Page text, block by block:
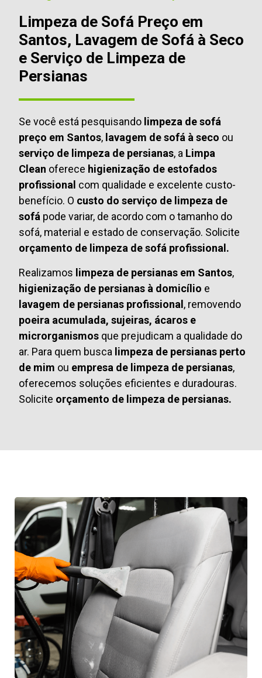
Limpeza de Sofá Preço em
Santos, Lavagem de Sofá à Seco
e Serviço de Limpeza de
Persianas
Se você está pesquisando limpeza de sofá
preço em Santos, lavagem de sofá à seco ou
serviço de limpeza de persianas, a Limpa
Clean oferece higienização de estofados
profissional com qualidade e excelente custo-
benefício. O custo do serviço de limpeza de
sofá pode variar, de acordo com o tamanho do
sofá, material e estado de conservação. Solicite
orçamento de limpeza de sofá profissional.
Realizamos limpeza de persianas em Santos,
higienização de persianas à domicílio e
lavagem de persianas profissional, removendo
poeira acumulada, sujeiras, ácaros e
microrganismos que prejudicam a qualidade do
ar. Para quem busca limpeza de persianas perto
de mim ou empresa de limpeza de persianas,
oferecemos soluções eficientes e duradouras.
Solicite orçamento de limpeza de persianas.